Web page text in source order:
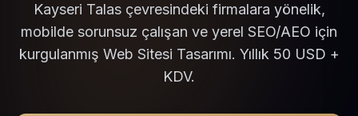
Kayseri Talas çevresindeki firmalara yönelik,
mobilde sorunsuz çalışan ve yerel SEO/AEO için
kurgulanmış Web Sitesi Tasarımı. Yıllık 50 USD +
KDV.